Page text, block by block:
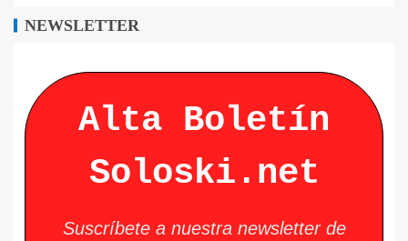
NEWSLETTER
Alta Boletín
Soloski.net
Suscríbete a nuestra newsletter de